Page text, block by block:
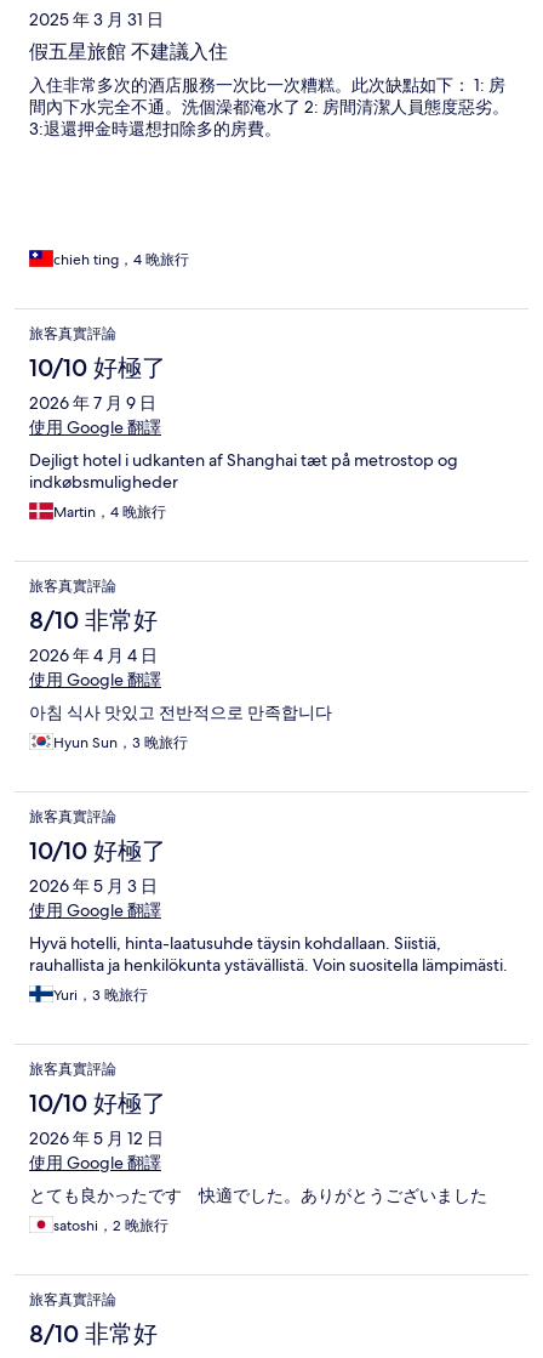
2025 年 3 月 31 日
假五星旅館 不建議入住
入住非常多次的酒店服務一次比一次糟糕。此次缺點如下： 1: 房
間內下水完全不通。洗個澡都淹水了 2: 房間清潔人員態度惡劣。
3:退還押金時還想扣除多的房費。
chieh ting，4 晚旅行
旅客真實評論
10/10 好極了
2026 年 7 月 9 日
使用 Google 翻譯
Dejligt hotel i udkanten af Shanghai tæt på metrostop og
indkøbsmuligheder
Martin，4 晚旅行
旅客真實評論
8/10 非常好
2026 年 4 月 4 日
使用 Google 翻譯
아침 식사 맛있고 전반적으로 만족합니다
Hyun Sun，3 晚旅行
旅客真實評論
10/10 好極了
2026 年 5 月 3 日
使用 Google 翻譯
Hyvä hotelli, hinta-laatusuhde täysin kohdallaan. Siistiä,
rauhallista ja henkilökunta ystävällistä. Voin suositella lämpimästi.
Yuri，3 晚旅行
旅客真實評論
10/10 好極了
2026 年 5 月 12 日
使用 Google 翻譯
とても良かったです 快適でした。ありがとうございました
satoshi，2 晚旅行
旅客真實評論
8/10 非常好